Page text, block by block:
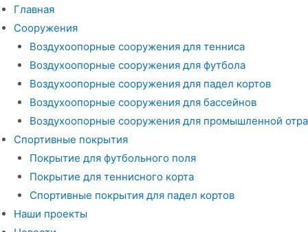
Главная
Сооружения
Воздухоопорные сооружения для тенниса
Воздухоопорные сооружения для футбола
Воздухоопорные сооружения для падел кортов
Воздухоопорные сооружения для бассейнов
Воздухоопорные сооружения для промышленной
Спортивные покрытия
Покрытие для футбольного поля
Покрытие для теннисного корта
Спортивные покрытия для падел кортов
Наши проекты